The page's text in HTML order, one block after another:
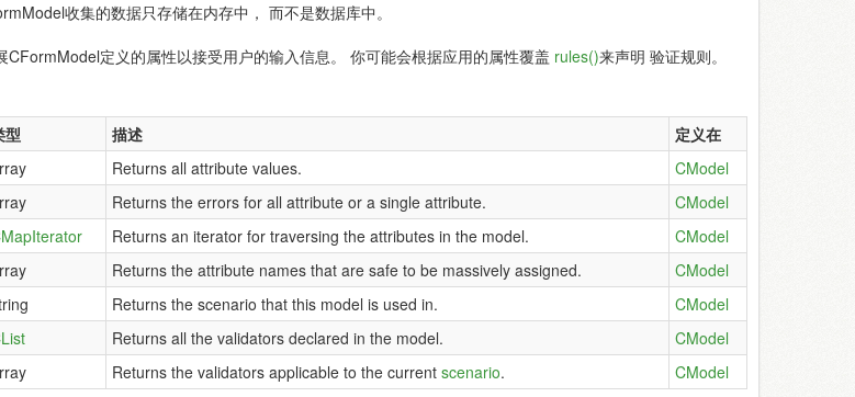
收集的数据只存储在内存中， 而不是数据库中。
CFormModel定义的属性以接受用户的输入信息。 你可能会根据应用的属性覆盖 rules()来声明 验证规则。
型 描述
定义在
Returns all attribute values.
CModel
Returns the errors for all attribute or a single attribute.
CModel
Returns an iterator for traversing the attributes in the model.
CModel
Returns the attribute names that are safe to be massively assigned.
CModel
Returns the scenario that this model is used in.
CModel
Returns all the validators declared in the model.
CModel
Returns the validators applicable to the current scenario. CModel